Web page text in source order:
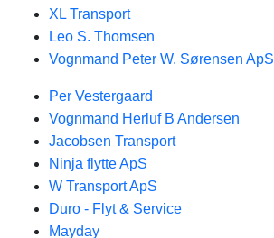
XL Transport
Leo S. Thomsen
Vognmand Peter W. Sørensen ApS
Per Vestergaard
Vognmand Herluf B Andersen
Jacobsen Transport
Ninja flytte ApS
W Transport ApS
Duro - Flyt & Service
Mayday